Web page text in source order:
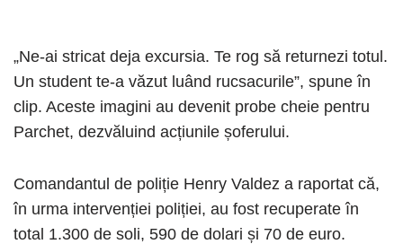
„Ne-ai stricat deja excursia. Te rog să returnezi totul.
Un student te-a văzut luând rucsacurile”, spune în
clip. Aceste imagini au devenit probe cheie pentru
Parchet, dezvăluind acțiunile șoferului.
Comandantul de poliție Henry Valdez a raportat că,
în urma intervenției poliției, au fost recuperate în
total 1.300 de soli, 590 de dolari și 70 de euro.